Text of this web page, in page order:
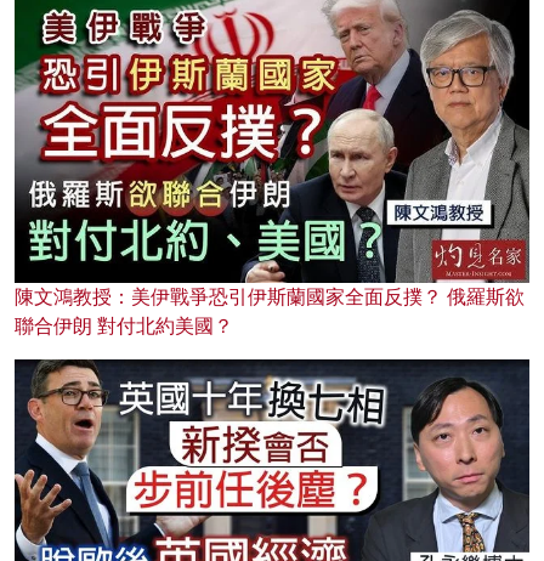
陳文鴻教授：美伊戰爭恐引伊斯蘭國家全面反撲？ 俄羅斯欲
聯合伊朗 對付北約美國？